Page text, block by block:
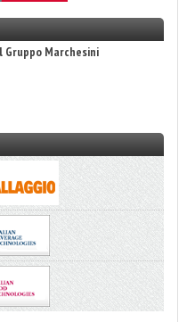
Marchesini